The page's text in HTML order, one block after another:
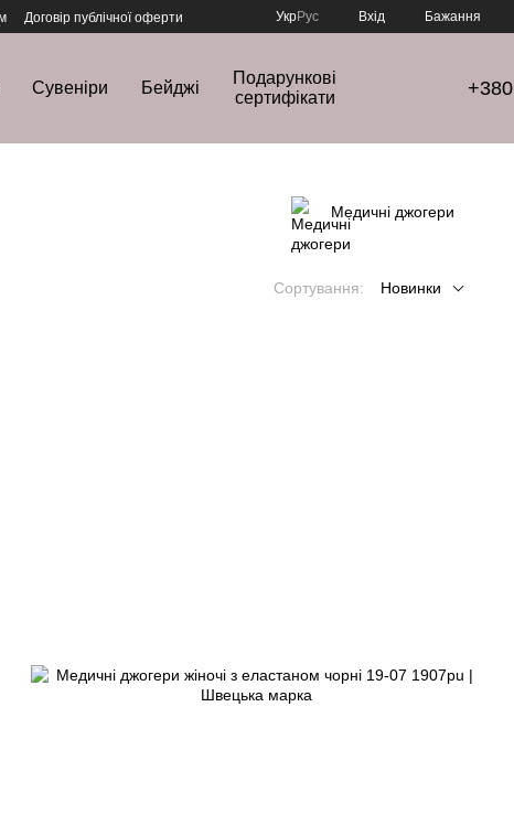
Договір публічної оферти
УкрРус Вхід Бажання
Сувеніри Бейджі
Подарункові
сертифікати
Медичні джогери
Сортування: Новинки